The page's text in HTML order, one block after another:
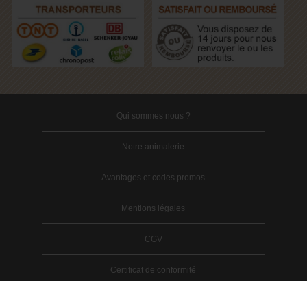
Qui sommes nous ?
Notre animalerie
Avantages et codes promos
Mentions légales
CGV
Certificat de conformité